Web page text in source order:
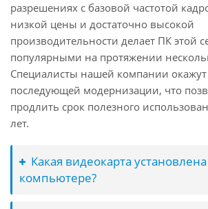
разрешениях с базовой частотой
низкой цены и достаточно высокой
производительности делает ПК этой
популярными на протяжении
Специалисты нашей компании окажут
последующей модернизации, что
продлить срок полезного
лет.
Какая видеокарта
компьютере?